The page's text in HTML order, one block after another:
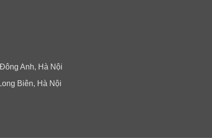
Anh, Hà Nội
Biên, Hà Nội